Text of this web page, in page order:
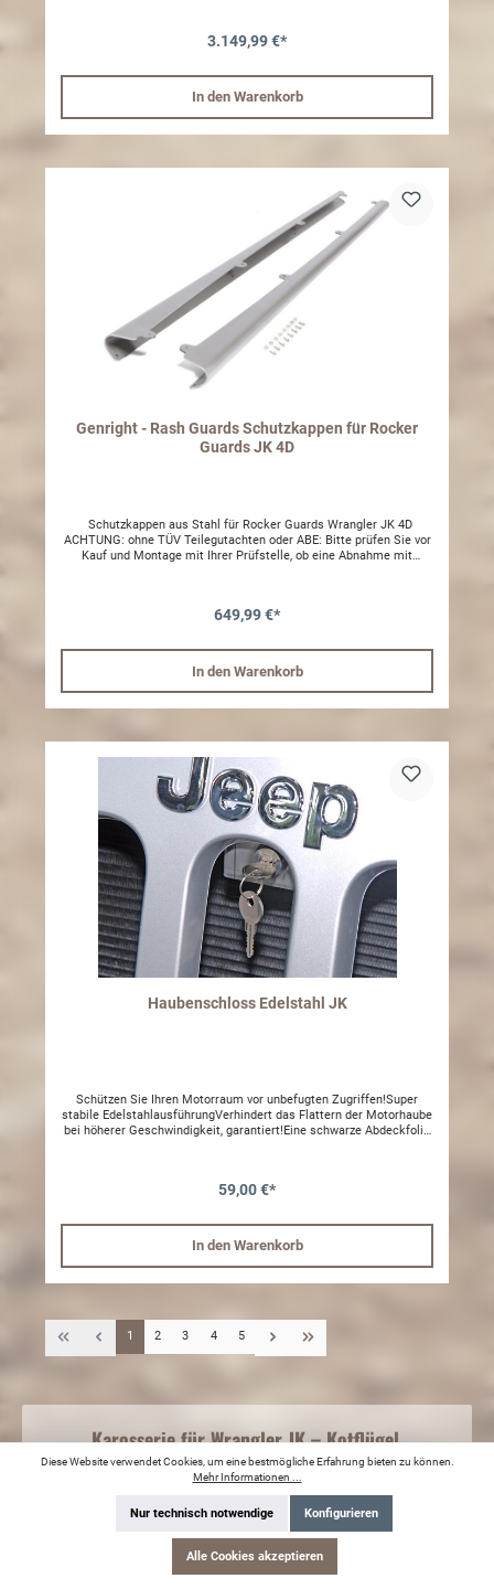
Design wird an mehrere Montagepunkten befestigt, für lange
ultimative Belastbarkeit Full coverage von Front bis Heck, schützt
auch die Fender 4" breite Trittfläche für bequemen Ein-/Ausstieg
Beinhaltet komplettes Stainless Steel Montagematerial Wird
unlackiert geliefert, wir empfehlen Beschichtung/ Lackierung Made
in the USA ACHTUNG: ohne TÜV Teilegutachten oder ABE: Bitte
Abnahme mit Eintragung möglich ist. Gerne helfen wir Ihnen bei
sollte das Produkt regelmäßig gereinigt und mit einem
wasserabweisenden Film (z.B. Wachs) behandelt werden.
Dementsprechend stellen ansonsten entstandene optische Mängel
keinen Reklamationsgrund dar.
3.149,99 €*
In den Warenkorb
Genright - Rash Guards Schutzkappen für Rocker
Guards JK 4D
Schutzkappen aus Stahl für Rocker Guards Wrangler JK 4D
ACHTUNG: ohne TÜV Teilegutachten oder ABE: Bitte prüfen Sie vor
Kauf und Montage mit Ihrer Prüfstelle, ob eine Abnahme mit
Wachs) behandelt werden. Dementsprechend stellen ansonsten
649,99 €*
In den Warenkorb
Haubenschloss Edelstahl JK
Schützen Sie Ihren Motorraum vor unbefugten Zugriffen!Super
stabile EdelstahlausführungVerhindert das Flattern der Motorhaube
bei höherer Geschwindigkeit, garantiert!Eine schwarze Abdeckfolie
59,00 €*
In den Warenkorb
1 2 3 4 5
Karosserie für Wrangler JK – Kotflügel,
Trittbretter, Türen & Zubehör
Entdecken Sie hochwertiges Karosserie-Zubehör für Ihren Jeep Wrangler
JK: robuste Kotflügel und Verbreiterungen, Trittbretter, Türen,
Motorhauben, Unterfahrschutz und originale Embleme. Alle Teile sind
passgenau für die Modelljahre 2007–2018 gefertigt und vereinen
Langlebigkeit, Offroad-Tauglichkeit und stilvolles Design. Optimieren Sie
Diese Website verwendet Cookies, um eine bestmögliche Erfahrung bieten zu können.
Mehr Informationen ...
Nur technisch notwendige Konfigurieren
Alle Cookies akzeptieren